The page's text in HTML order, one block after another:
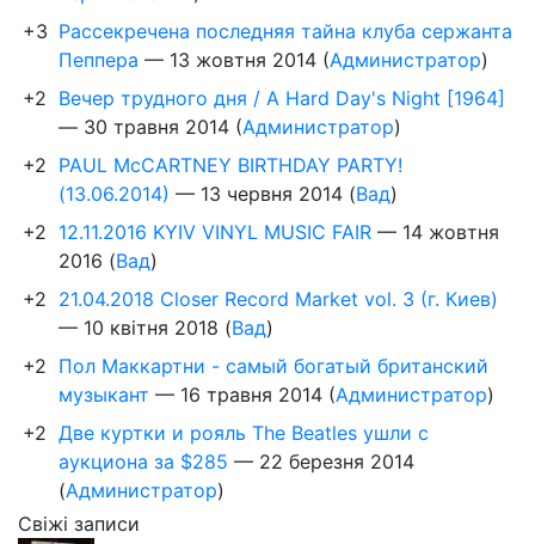
+3 Рассекречена последняя тайна клуба сержанта
Пеппера — 13 жовтня 2014 (Администратор)
+2 Вечер трудного дня / A Hard Day's Night [1964]
— 30 травня 2014 (Администратор)
+2 PAUL McCARTNEY BIRTHDAY PARTY!
(13.06.2014) — 13 червня 2014 (Вад)
+2 12.11.2016 KYIV VINYL MUSIC FAIR — 14 жовтня
2016 (Вад)
+2 21.04.2018 Closer Record Market vol. 3 (г. Киев)
— 10 квітня 2018 (Вад)
+2 Пол Маккартни - самый богатый британский
музыкант — 16 травня 2014 (Администратор)
+2 Две куртки и рояль The Beatles ушли с
аукциона за $285 — 22 березня 2014
(Администратор)
Свіжі записи